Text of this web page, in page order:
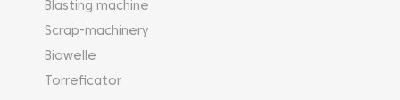
Blasting machine
Scrap-machinery
Biowelle
Torreficator